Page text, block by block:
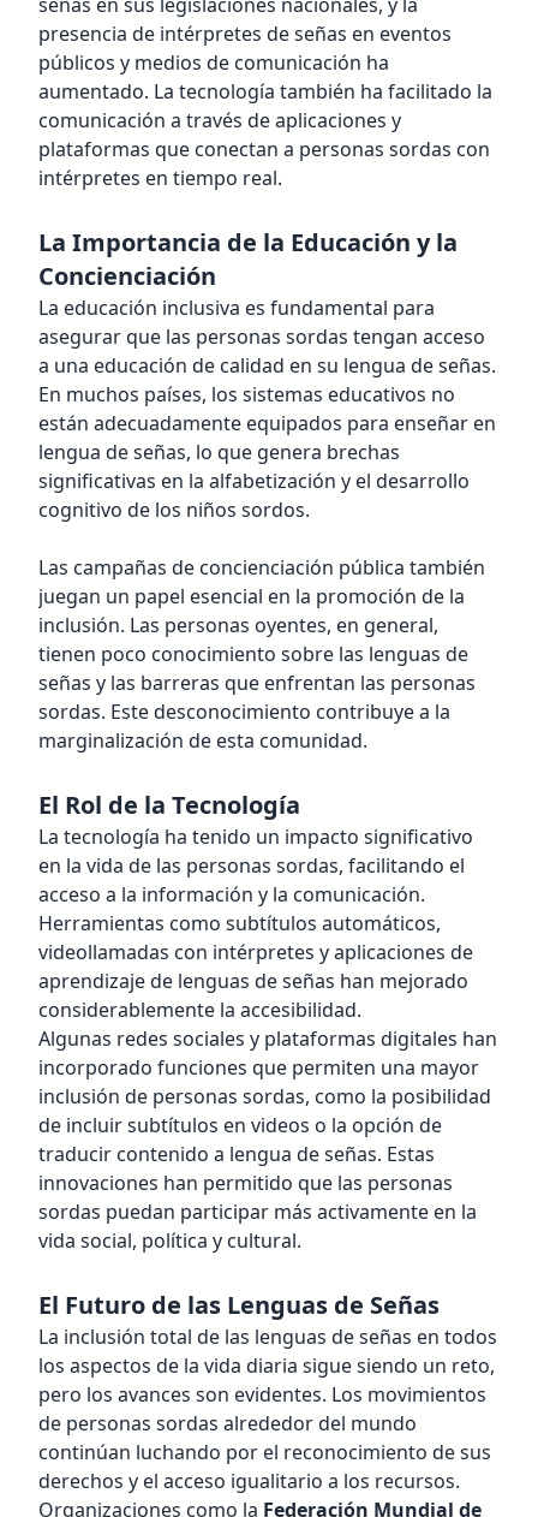
presencia de intérpretes de señas en eventos
públicos y medios de comunicación ha
aumentado. La tecnología también ha facilitado la
comunicación a través de aplicaciones y
plataformas que conectan a personas sordas con
intérpretes en tiempo real.
La Importancia de la Educación y la
Concienciación
La educación inclusiva es fundamental para
asegurar que las personas sordas tengan acceso
a una educación de calidad en su lengua de señas.
En muchos países, los sistemas educativos no
están adecuadamente equipados para enseñar en
lengua de señas, lo que genera brechas
significativas en la alfabetización y el desarrollo
cognitivo de los niños sordos.
Las campañas de concienciación pública también
juegan un papel esencial en la promoción de la
inclusión. Las personas oyentes, en general,
tienen poco conocimiento sobre las lenguas de
señas y las barreras que enfrentan las personas
sordas. Este desconocimiento contribuye a la
marginalización de esta comunidad.
El Rol de la Tecnología
La tecnología ha tenido un impacto significativo
en la vida de las personas sordas, facilitando el
acceso a la información y la comunicación.
Herramientas como subtítulos automáticos,
videollamadas con intérpretes y aplicaciones de
aprendizaje de lenguas de señas han mejorado
considerablemente la accesibilidad.
Algunas redes sociales y plataformas digitales han
incorporado funciones que permiten una mayor
inclusión de personas sordas, como la posibilidad
de incluir subtítulos en videos o la opción de
traducir contenido a lengua de señas. Estas
innovaciones han permitido que las personas
sordas puedan participar más activamente en la
vida social, política y cultural.
El Futuro de las Lenguas de Señas
La inclusión total de las lenguas de señas en todos
los aspectos de la vida diaria sigue siendo un reto,
pero los avances son evidentes. Los movimientos
de personas sordas alrededor del mundo
continúan luchando por el reconocimiento de sus
derechos y el acceso igualitario a los recursos.
Organizaciones como la Federación Mundial de